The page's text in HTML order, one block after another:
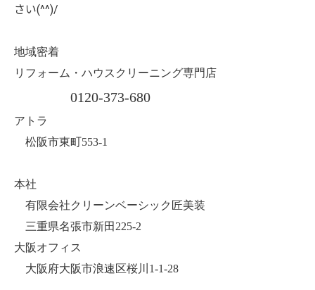
さい(^^)/
地域密着
リフォーム・ハウスクリーニング専門店
0120-373-680
アトラ
松阪市東町553-1
本社
有限会社クリーンベーシック匠美装
三重県名張市新田225-2
大阪オフィス
大阪府大阪市浪速区桜川1-1-28